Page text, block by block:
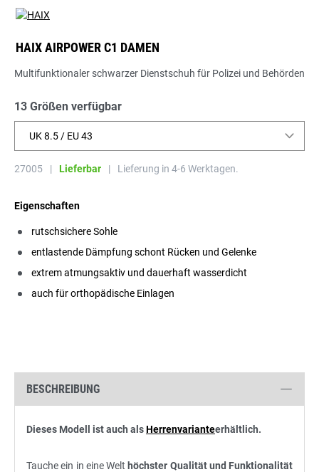
HAIX AIRPOWER C1 DAMEN
Multifunktionaler schwarzer Dienstschuh für Polizei und Behörden
13 Größen verfügbar
UK 8.5 / EU 43
27005 | Lieferbar | Lieferung in 4-6 Werktagen.
Eigenschaften
rutschsichere Sohle
entlastende Dämpfung schont Rücken und Gelenke
extrem atmungsaktiv und dauerhaft wasserdicht
auch für orthopädische Einlagen
BESCHREIBUNG
Dieses Modell ist auch alsHerrenvarianteerhältlich.
Tauche ein in eine Welt höchster Qualität und Funktionalität